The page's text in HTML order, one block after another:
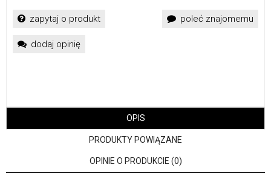
zapytaj o produkt poleć znajomemu
dodaj opinię
OPIS
PRODUKTY POWIĄZANE
OPINIE O PRODUKCIE (0)